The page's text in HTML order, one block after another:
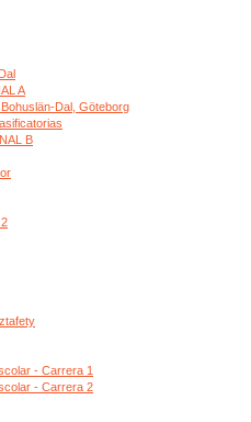
A
Dal, Göteborg
B
- Carrera 1
- Carrera 2